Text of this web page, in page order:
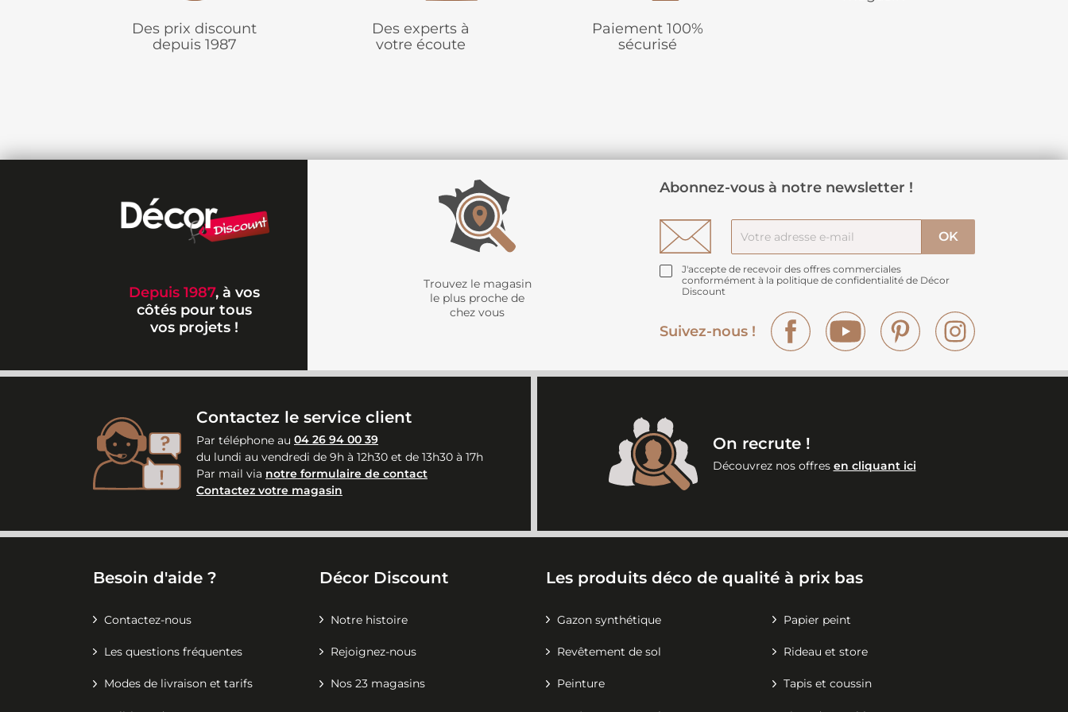
Des prix discount
depuis 1987
Des experts à
votre écoute
Paiement 100%
sécurisé
Depuis 1987, à vos
côtés pour tous
vos projets !
Trouvez le magasin
le plus proche de
chez vous
Abonnez-vous à notre newsletter !
J'accepte de recevoir des offres commerciales
conformément à la politique de confidentialité de Décor
Discount
Suivez-nous !
Facebook YouTube Pinterest
Contactez le service client
Par téléphone au 04 26 94 00 39
du lundi au vendredi de 9h à 12h30 et de 13h30 à 17h
Par mail via notre formulaire de contact
Contactez votre magasin
On recrute !
Découvrez nos offres en cliquant ici
Besoin d'aide ?
Contactez-nous
Les questions fréquentes
Modes de livraison et tarifs
Décor Discount
Notre histoire
Rejoignez-nous
Nos 23 magasins
Les produits déco de qualité à prix bas
Gazon synthétique Papier peint
Revêtement de sol Rideau et store
Peinture Tapis et coussin